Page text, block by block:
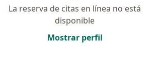
La reserva de citas en línea no está
disponible
Mostrar perfil